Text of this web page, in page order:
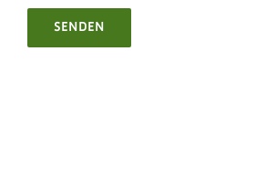
SENDEN